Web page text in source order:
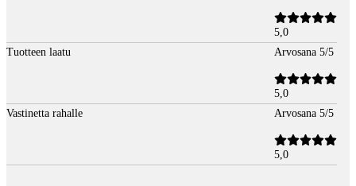
5,0
Tuotteen laatu
Arvosana 5/5
5,0
Vastinetta rahalle
Arvosana 5/5
5,0